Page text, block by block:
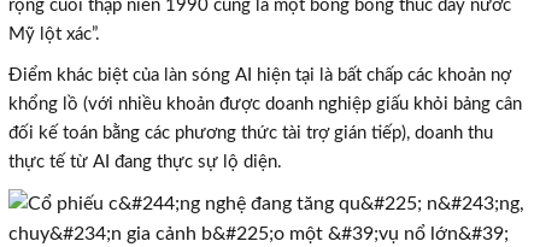
rộng cuối thập niên 1990 cũng là một bong bóng thúc đẩy nước
Mỹ lột xác”.
Điểm khác biệt của làn sóng AI hiện tại là bất chấp các khoản nợ
khổng lồ (với nhiều khoản được doanh nghiệp giấu khỏi bảng cân
đối kế toán bằng các phương thức tài trợ gián tiếp), doanh thu
thực tế từ AI đang thực sự lộ diện.